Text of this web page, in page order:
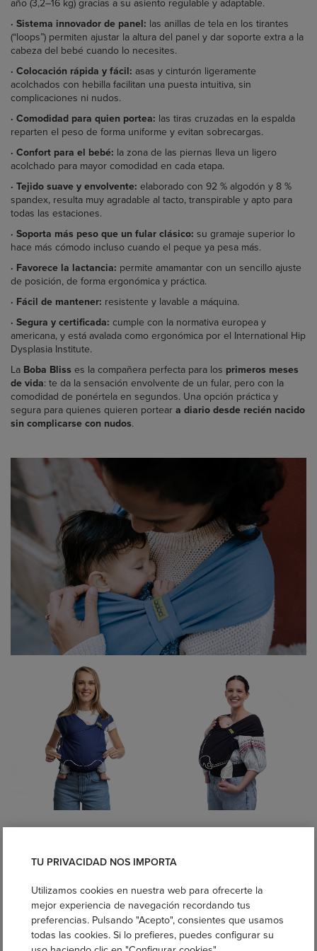
año (3,2–16 kg) gracias a su asiento regulable y adaptable.
· Sistema innovador de panel: las anillas de tela en los tirantes
(“loops”) permiten ajustar la altura del panel y dar soporte extra a la
cabeza del bebé cuando lo necesites.
· Colocación rápida y fácil: asas y cinturón ligeramente
acolchados con hebilla facilitan una puesta intuitiva, sin
complicaciones ni nudos.
· Comodidad para quien portea: las tiras cruzadas en la espalda
reparten el peso de forma uniforme y evitan sobrecargas.
· Confort para el bebé: la zona de las piernas lleva un ligero
acolchado para mayor comodidad en cada etapa.
· Tejido suave y envolvente: elaborado con 92 % algodón y 8 %
spandex, resulta muy agradable al tacto, transpirable y apto para
todas las estaciones.
· Soporta más peso que un fular clásico: su gramaje superior lo
hace más cómodo incluso cuando el peque ya pesa más.
· Favorece la lactancia: permite amamantar con un sencillo ajuste
de posición, de forma ergonómica y práctica.
· Fácil de mantener: resistente y lavable a máquina.
· Segura y certificada: cumple con la normativa europea y
americana, y está avalada como ergonómica por el International Hip
Dysplasia Institute.
La Boba Bliss es la compañera perfecta para los primeros meses
de vida: te da la sensación envolvente de un fular, pero con la
comodidad de ponértela en segundos. Una opción práctica y
segura para quienes quieren portear a diario desde recién nacido
sin complicarse con nudos.
Boba Bliss
Desde recién nacido (3,2 kg), gracias a su diseño ergonómico
que envuelve y sostiene al bebé de forma natural.
¿Hasta qué edad sirve en la práctica?
Está pensada para acompañar a tu peque durante su primer año,
TU PRIVACIDAD NOS IMPORTA
Utilizamos cookies en nuestra web para ofrecerte la
mejor experiencia de navegación recordando tus
preferencias. Pulsando "Acepto", consientes que usamos
todas las cookies. Si lo prefieres, puedes configurar su